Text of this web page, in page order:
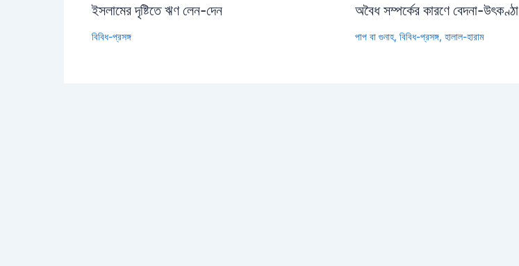
ইসলামের দৃষ্টিতে ঋণ লেন-দেন
বিবিধ-প্রসঙ্গ
অবৈধ সম্পর্কের কারণে বেদনা-উৎকণ্ঠা
পাপ বা গুনাহ, বিবিধ-প্রসঙ্গ, হালাল-হারাম